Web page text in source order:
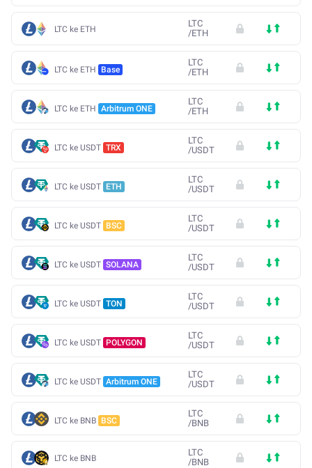
LTC ke ETH
LTC
/ETH
LTC ke ETH Base
LTC
/ETH
LTC ke ETH Arbitrum ONE
LTC
/ETH
LTC ke USDT TRX
LTC
/USDT
LTC ke USDT ETH
LTC
/USDT
LTC ke USDT BSC
LTC
/USDT
LTC ke USDT SOLANA
LTC
/USDT
LTC ke USDT TON
LTC
/USDT
LTC ke USDT POLYGON
LTC
/USDT
LTC ke USDT Arbitrum ONE
LTC
/USDT
LTC ke BNB BSC
LTC
/BNB
LTC ke BNB
LTC
/BNB